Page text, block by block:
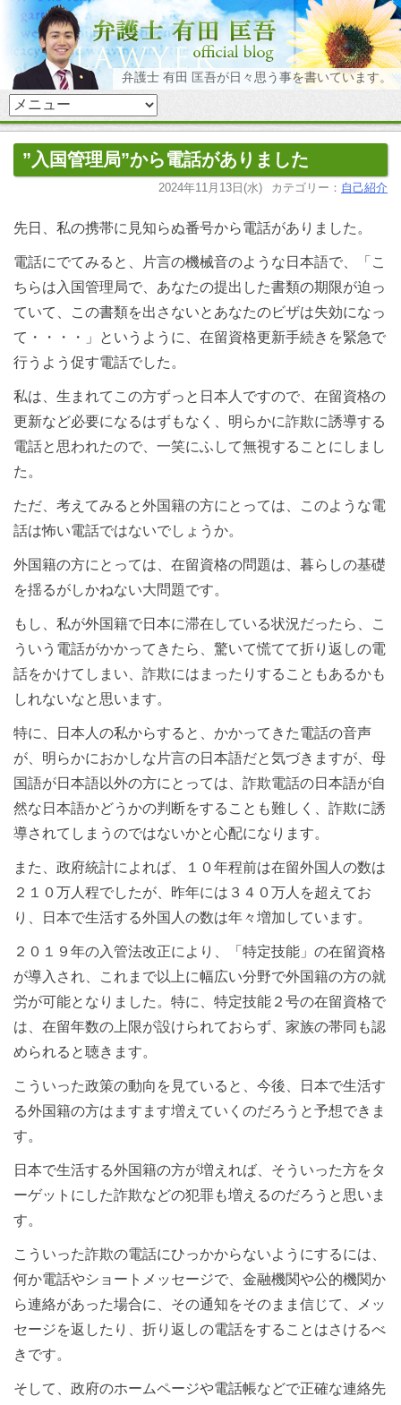
弁護士 有田 匡吾が日々思う事を書いています。
”入国管理局”から電話がありました
2024年11月13日(水) カテゴリー： 自己紹介
先日、私の携帯に見知らぬ番号から電話がありました。
電話にでてみると、片言の機械音のような日本語で、「こ
ちらは入国管理局で、あなたの提出した書類の期限が迫っ
ていて、この書類を出さないとあなたのビザは失効になっ
て・・・・」というように、在留資格更新手続きを緊急で
行うよう促す電話でした。
私は、生まれてこの方ずっと日本人ですので、在留資格の
更新など必要になるはずもなく、明らかに詐欺に誘導する
電話と思われたので、一笑にふして無視することにしまし
た。
ただ、考えてみると外国籍の方にとっては、このような電
話は怖い電話ではないでしょうか。
外国籍の方にとっては、在留資格の問題は、暮らしの基礎
を揺るがしかねない大問題です。
もし、私が外国籍で日本に滞在している状況だったら、こ
ういう電話がかかってきたら、驚いて慌てて折り返しの電
話をかけてしまい、詐欺にはまったりすることもあるかも
しれないなと思います。
特に、日本人の私からすると、かかってきた電話の音声
が、明らかにおかしな片言の日本語だと気づきますが、母
国語が日本語以外の方にとっては、詐欺電話の日本語が自
然な日本語かどうかの判断をすることも難しく、詐欺に誘
導されてしまうのではないかと心配になります。
また、政府統計によれば、１０年程前は在留外国人の数は
２１０万人程でしたが、昨年には３４０万人を超えてお
り、日本で生活する外国人の数は年々増加しています。
２０１９年の入管法改正により、「特定技能」の在留資格
が導入され、これまで以上に幅広い分野で外国籍の方の就
労が可能となりました。特に、特定技能２号の在留資格で
は、在留年数の上限が設けられておらず、家族の帯同も認
められると聴きます。
こういった政策の動向を見ていると、今後、日本で生活す
る外国籍の方はますます増えていくのだろうと予想できま
す。
日本で生活する外国籍の方が増えれば、そういった方をタ
ーゲットにした詐欺などの犯罪も増えるのだろうと思いま
す。
こういった詐欺の電話にひっかからないようにするには、
何か電話やショートメッセージで、金融機関や公的機関か
ら連絡があった場合に、その通知をそのまま信じて、メッ
セージを返したり、折り返しの電話をすることはさけるべ
きです。
そして、政府のホームページや電話帳などで正確な連絡先